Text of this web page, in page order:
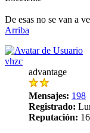
De esas no se van a
Arriba
vhzc
advantage
Mensajes: 198
Registrado:
Reputación: 16